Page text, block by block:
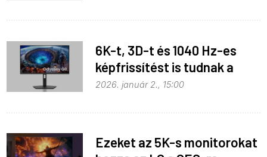
6K-t, 3D-t és 1040 Hz-es
képfrissítést is tudnak a
Samsung új monitorai
2026. január 2., 15:00
Ezeket az 5K-s monitorokat